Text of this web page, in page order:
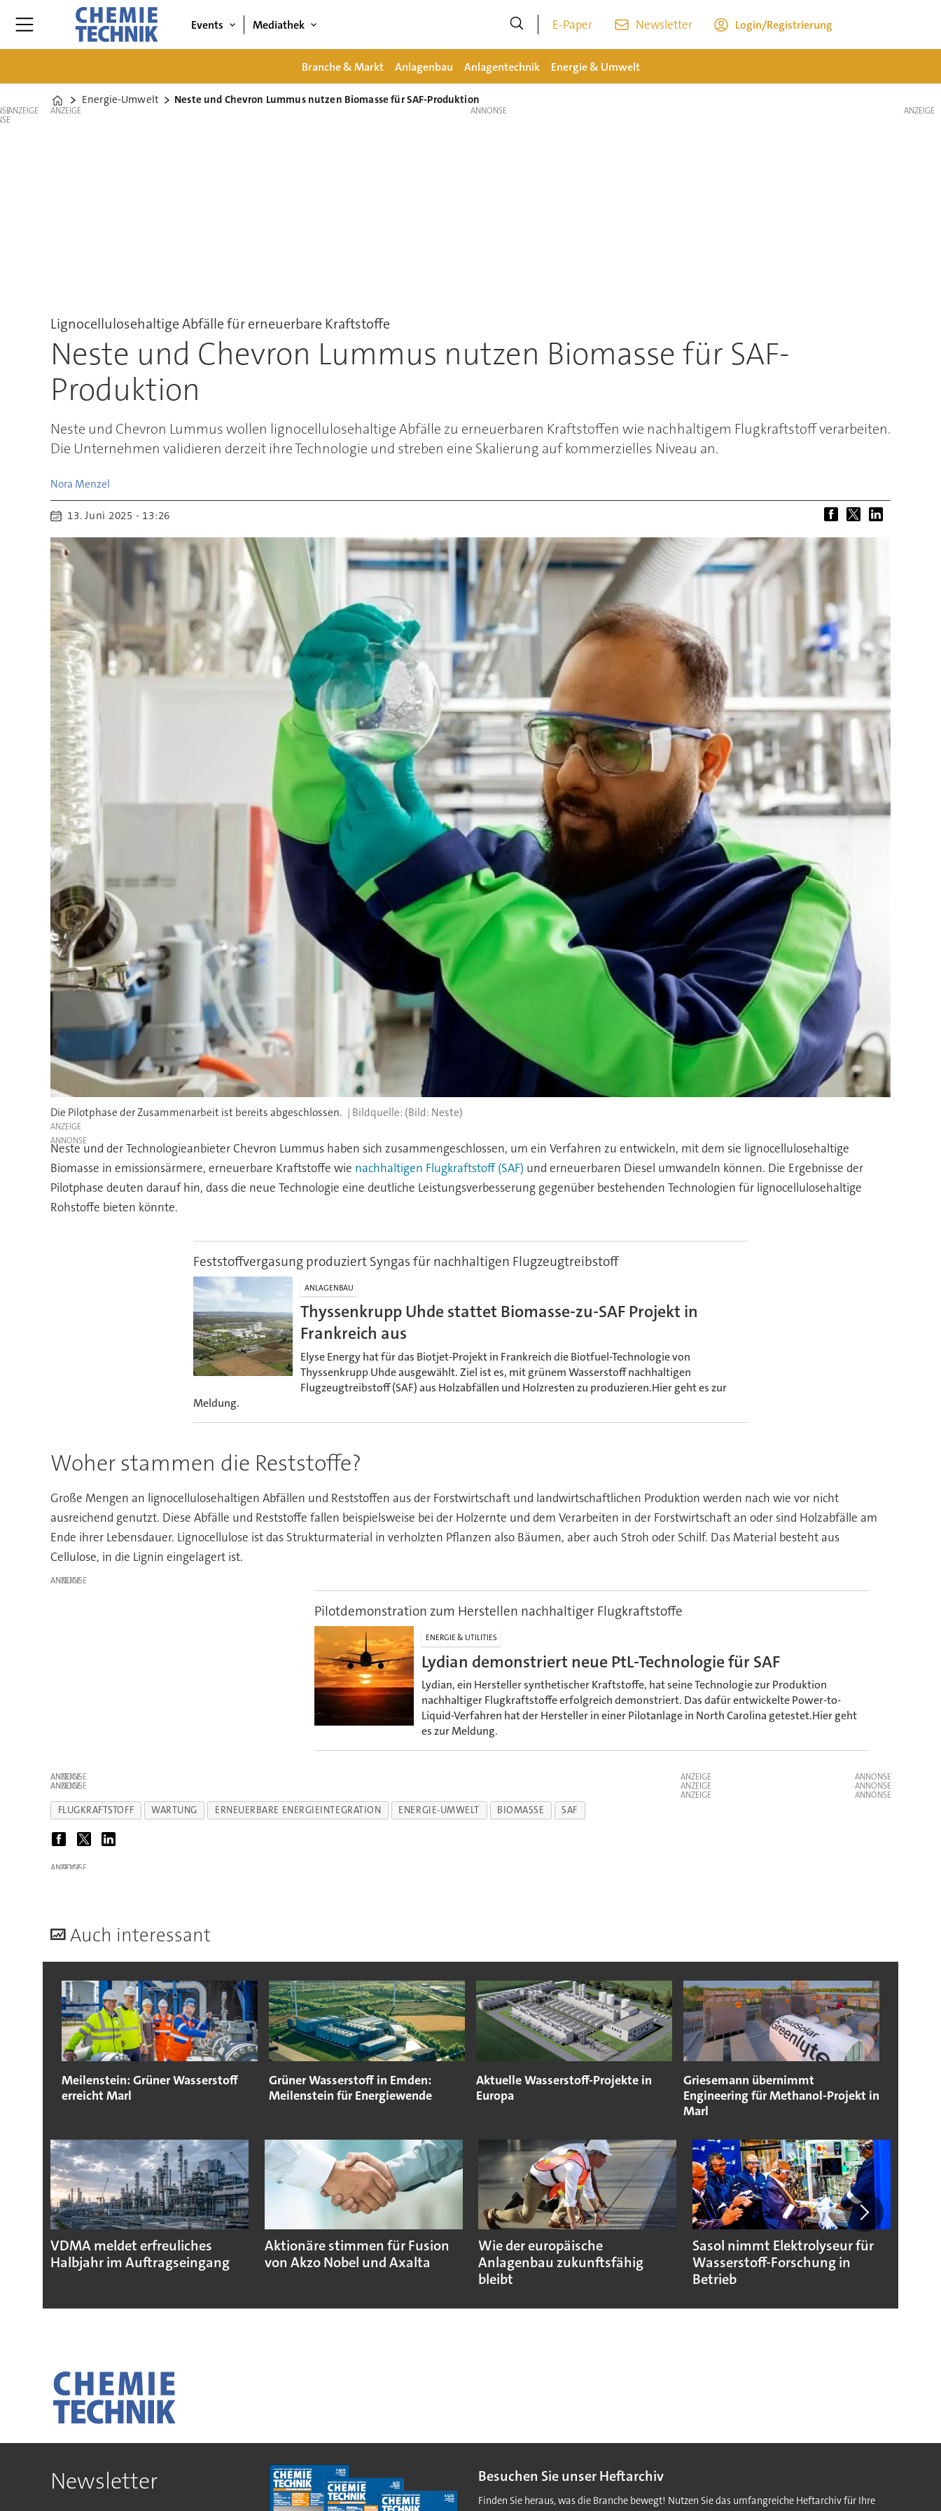
Events Mediathek E-Paper Newsletter Login/Registrierung
Branche & Markt Anlagenbau Anlagentechnik Energie & Umwelt
Home
Energie-Umwelt Neste und Chevron Lummus nutzen Biomasse für SAF-Produktion
ANZEIGE ANZEIGE
Lignocellulosehaltige Abfälle für erneuerbare Kraftstoffe
Neste und Chevron Lummus nutzen Biomasse für SAF-
Produktion
Neste und Chevron Lummus wollen lignocellulosehaltige Abfälle zu erneuerbaren Kraftstoffen wie nachhaltigem Flugkraftstoff verarbeiten.
Die Unternehmen validieren derzeit ihre Technologie und streben eine Skalierung auf kommerzielles Niveau an.
Nora Menzel
13. Juni 2025 - 13:26
Die Pilotphase der Zusammenarbeit ist bereits abgeschlossen. (Bild: Neste)
ANZEIGE
Neste und der Technologieanbieter Chevron Lummus haben sich zusammengeschlossen, um ein Verfahren zu entwickeln, mit dem sie lignocellulosehaltige
Biomasse in emissionsärmere, erneuerbare Kraftstoffe wie nachhaltigen Flugkraftstoff (SAF) und erneuerbaren Diesel umwandeln können. Die Ergebnisse der
Pilotphase deuten darauf hin, dass die neue Technologie eine deutliche Leistungsverbesserung gegenüber bestehenden Technologien für lignocellulosehaltige
Rohstoffe bieten könnte.
Feststoffvergasung produziert Syngas für nachhaltigen Flugzeugtreibstoff
ANLAGENBAU
Thyssenkrupp Uhde stattet Biomasse-zu-SAF Projekt in
Frankreich aus
Elyse Energy hat für das Biotjet-Projekt in Frankreich die Biotfuel-Technologie von
Thyssenkrupp Uhde ausgewählt. Ziel ist es, mit grünem Wasserstoff nachhaltigen
Flugzeugtreibstoff (SAF) aus Holzabfällen und Holzresten zu produzieren.Hier geht es zur
Meldung.
Woher stammen die Reststoffe?
Große Mengen an lignocellulosehaltigen Abfällen und Reststoffen aus der Forstwirtschaft und landwirtschaftlichen Produktion werden nach wie vor nicht
ausreichend genutzt. Diese Abfälle und Reststoffe fallen beispielsweise bei der Holzernte und dem Verarbeiten in der Forstwirtschaft an oder sind Holzabfälle am
Ende ihrer Lebensdauer. Lignocellulose ist das Strukturmaterial in verholzten Pflanzen also Bäumen, aber auch Stroh oder Schilf. Das Material besteht aus
Cellulose, in die Lignin eingelagert ist.
ANZEIGE
Pilotdemonstration zum Herstellen nachhaltiger Flugkraftstoffe
ENERGIE & UTILITIES
Lydian demonstriert neue PtL-Technologie für SAF
Lydian, ein Hersteller synthetischer Kraftstoffe, hat seine Technologie zur Produktion
nachhaltiger Flugkraftstoffe erfolgreich demonstriert. Das dafür entwickelte Power-to-
Liquid-Verfahren hat der Hersteller in einer Pilotanlage in North Carolina getestet.Hier geht
es zur Meldung.
ANZEIGE
ANZEIGE
ANZEIGE
ANZEIGE
ANZEIGE
FLUGKRAFTSTOFF WARTUNG ERNEUERBARE ENERGIEINTEGRATION ENERGIE-UMWELT BIOMASSE SAF
ANZEIGE
Auch interessant
Meilenstein: Grüner Wasserstoff
erreicht Marl
Grüner Wasserstoff in Emden:
Meilenstein für Energiewende
Aktuelle Wasserstoff-Projekte in
Europa
Griesemann übernimmt
Engineering für Methanol-Projekt in
Marl
VDMA meldet erfreuliches
Halbjahr im Auftragseingang
Aktionäre stimmen für Fusion
von Akzo Nobel und Axalta
Wie der europäische
Anlagenbau zukunftsfähig
bleibt
Sasol nimmt Elektrolyseur für
Wasserstoff-Forschung in
Betrieb
ANZEIGE
Newsletter Besuchen Sie unser Heftarchiv
Finden Sie heraus, was die Branche bewegt! Nutzen Sie das umfangreiche Heftarchiv für Ihre